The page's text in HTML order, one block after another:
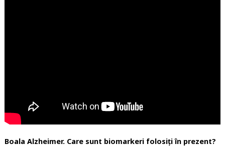
Boala Alzheimer. Care sunt biomarkeri folosiți în prezent?